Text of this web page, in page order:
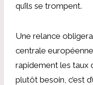
qu’ils se trompent.
Une relance
centrale
rapidement les taux
plutôt besoin, c’est